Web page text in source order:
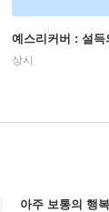
예스리커버 : 설득
상시
아주 보통의 행